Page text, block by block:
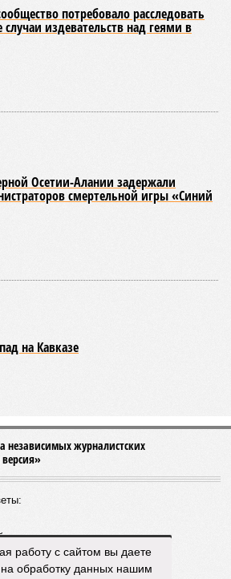
входил в пятёрку субъектов РФ
Нынешний же трёхкратный
криминальной активности на этом
тревожно.
электротакси
половине 2026 года
Северного Кавказа
машиной
задержали мужчину за стрельбу
на Ставрополье подорожал до 19,3
почти 3,9 тысячи земельных
застройку
ЕЩЕ НОВОСТИ
ПАРТНЕРОВ
работу с сайтом вы даете
на обработку данных нашим